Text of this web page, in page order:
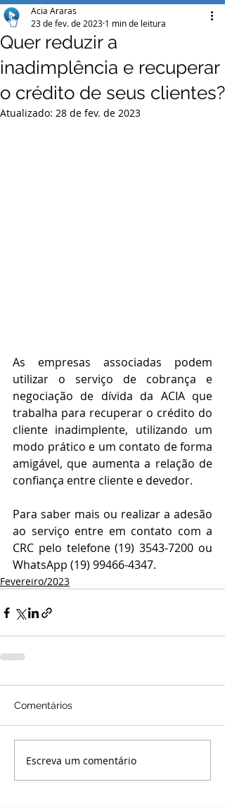
Quer reduzir a
inadimplência e recuperar
o crédito de seus clientes?
Acia Araras
23 de fev. de 2023 1 min de leitura
Atualizado: 28 de fev. de 2023
As empresas associadas podem
utilizar o serviço de cobrança e
negociação de dívida da ACIA que
trabalha para recuperar o crédito do
cliente inadimplente, utilizando um
modo prático e um contato de forma
amigável, que aumenta a relação de
confiança entre cliente e devedor.
Para saber mais ou realizar a adesão
ao serviço entre em contato com a
CRC pelo telefone (19) 3543-7200 ou
WhatsApp (19) 99466-4347.
Fevereiro/2023
Comentários
Escreva um comentário